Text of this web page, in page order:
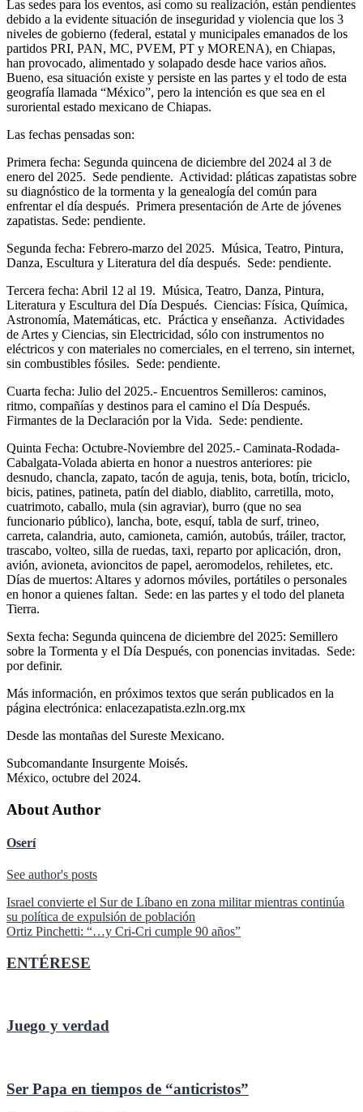
Las sedes para los eventos, así como su realización, están pendientes
debido a la evidente situación de inseguridad y violencia que los 3
niveles de gobierno (federal, estatal y municipales emanados de los
partidos PRI, PAN, MC, PVEM, PT y MORENA), en Chiapas,
han provocado, alimentado y solapado desde hace varios años.
Bueno, esa situación existe y persiste en las partes y el todo de esta
geografía llamada “México”, pero la intención es que sea en el
suroriental estado mexicano de Chiapas.
Las fechas pensadas son:
Primera fecha: Segunda quincena de diciembre del 2024 al 3 de
enero del 2025. Sede pendiente. Actividad: pláticas zapatistas sobre
su diagnóstico de la tormenta y la genealogía del común para
enfrentar el día después. Primera presentación de Arte de jóvenes
zapatistas. Sede: pendiente.
Segunda fecha: Febrero-marzo del 2025. Música, Teatro, Pintura,
Danza, Escultura y Literatura del día después. Sede: pendiente.
Tercera fecha: Abril 12 al 19. Música, Teatro, Danza, Pintura,
Literatura y Escultura del Día Después. Ciencias: Física, Química,
Astronomía, Matemáticas, etc. Práctica y enseñanza. Actividades
de Artes y Ciencias, sin Electricidad, sólo con instrumentos no
eléctricos y con materiales no comerciales, en el terreno, sin internet,
sin combustibles fósiles. Sede: pendiente.
Cuarta fecha: Julio del 2025.- Encuentros Semilleros: caminos,
ritmo, compañías y destinos para el camino el Día Después.
Firmantes de la Declaración por la Vida. Sede: pendiente.
Quinta Fecha: Octubre-Noviembre del 2025.- Caminata-Rodada-
Cabalgata-Volada abierta en honor a nuestros anteriores: pie
desnudo, chancla, zapato, tacón de aguja, tenis, bota, botín, triciclo,
bicis, patines, patineta, patín del diablo, diablito, carretilla, moto,
cuatrimoto, caballo, mula (sin agraviar), burro (que no sea
funcionario público), lancha, bote, esquí, tabla de surf, trineo,
carreta, calandria, auto, camioneta, camión, autobús, tráiler, tractor,
trascabo, volteo, silla de ruedas, taxi, reparto por aplicación, dron,
avión, avioneta, avioncitos de papel, aeromodelos, rehiletes, etc.
Días de muertos: Altares y adornos móviles, portátiles o personales
en honor a quienes faltan. Sede: en las partes y el todo del planeta
Tierra.
Sexta fecha: Segunda quincena de diciembre del 2025: Semillero
sobre la Tormenta y el Día Después, con ponencias invitadas. Sede:
por definir.
Más información, en próximos textos que serán publicados en la
página electrónica: enlacezapatista.ezln.org.mx
Desde las montañas del Sureste Mexicano.
Subcomandante Insurgente Moisés.
México, octubre del 2024.
About Author
Oserí
See author's posts
Navegación
de
Israel convierte el Sur de Líbano en zona militar mientras continúa
su política de expulsión de población
Ortiz Pinchetti: “…y Cri-Cri cumple 90 años”
ENTÉRESE
Juego y verdad
Ser Papa en tiempos de “anticristos”